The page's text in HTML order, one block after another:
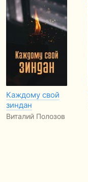
Каждому свой
зиндан
Виталий Полозов